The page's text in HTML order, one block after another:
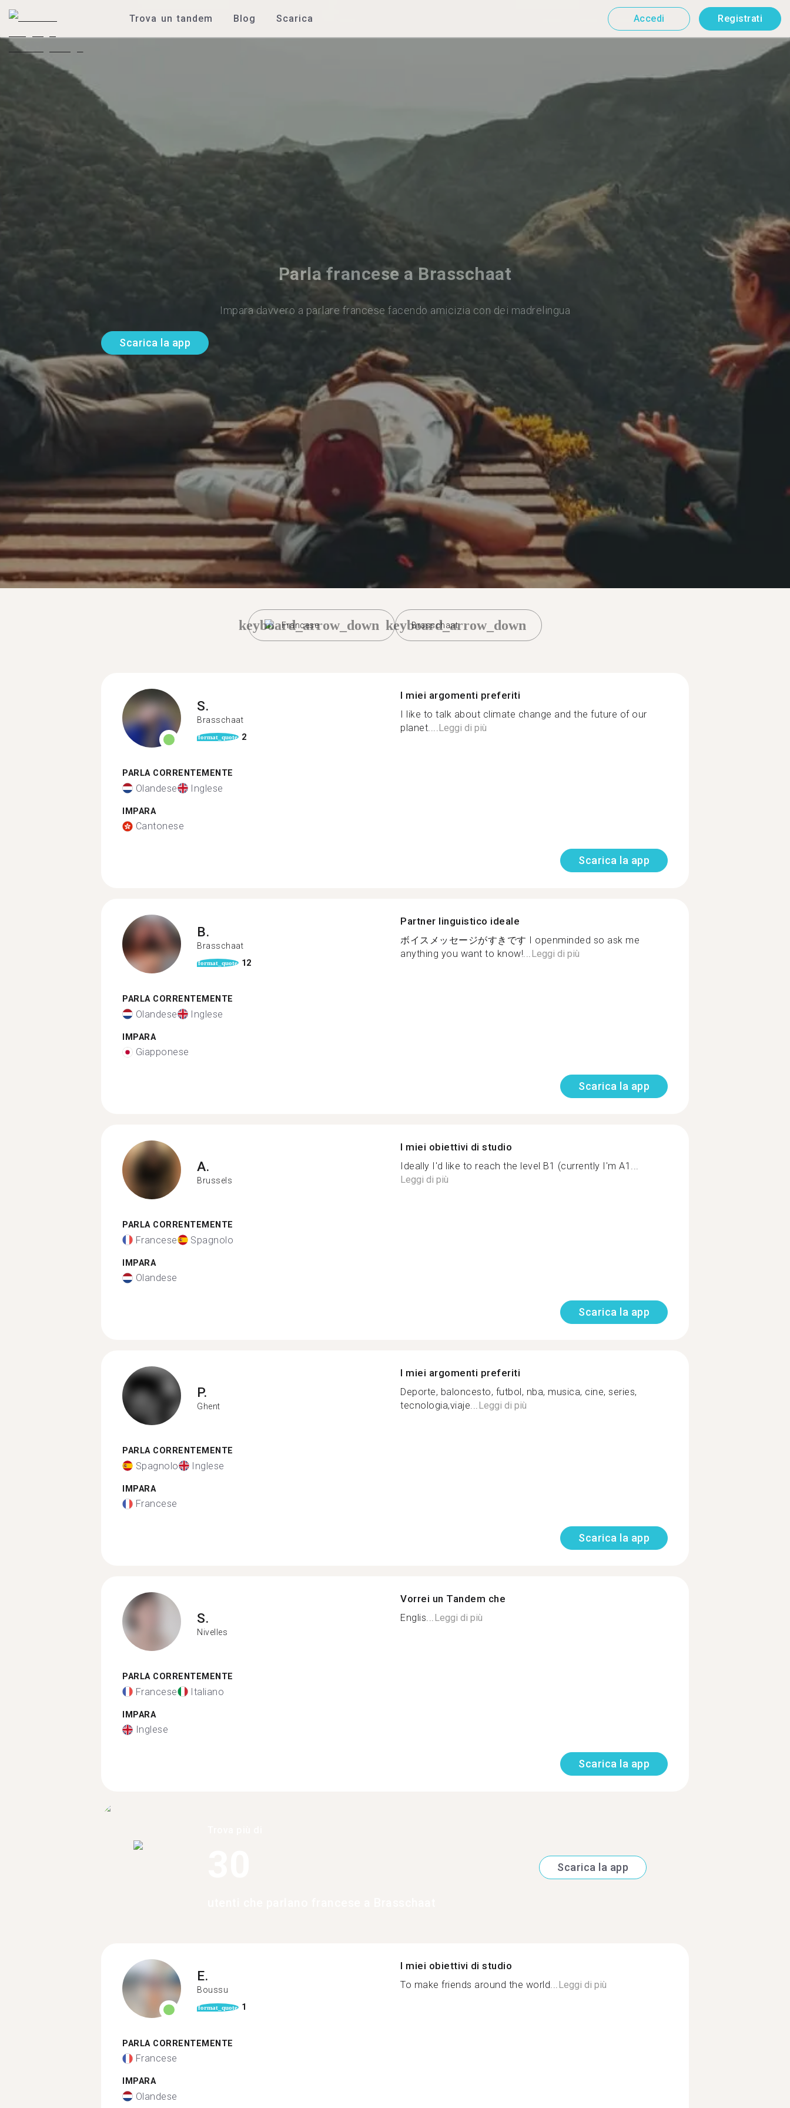
Trova un tandem Blog Scarica Accedi Registrati
Parla francese a Brasschaat
Impara davvero a parlare francese facendo amicizia con dei madrelingua
Scarica la app
Francese
keyboard_arrow_down Brasschaat
keyboard_arrow_down
S.
Brasschaat
format_quote 2
PARLA CORRENTEMENTE
Olandese Inglese
IMPARA
Cantonese
I miei argomenti preferiti
I like to talk about climate change and the future of our
planet....Leggi di più
Scarica la app
B.
Brasschaat
format_quote 12
PARLA CORRENTEMENTE
Olandese Inglese
IMPARA
Giapponese
Partner linguistico ideale
ボイスメッセージがすきです I openminded so ask me
anything you want to know!...Leggi di più
Scarica la app
A.
Brussels
PARLA CORRENTEMENTE
Francese Spagnolo
IMPARA
Olandese
I miei obiettivi di studio
Ideally I'd like to reach the level B1 (currently I'm A1...
Leggi di più
Scarica la app
P.
Ghent
PARLA CORRENTEMENTE
Spagnolo Inglese
IMPARA
Francese
I miei argomenti preferiti
Deporte, baloncesto, futbol, nba, musica, cine, series,
tecnologia,viaje...Leggi di più
Scarica la app
S.
Nivelles
PARLA CORRENTEMENTE
Francese Italiano
IMPARA
Inglese
Vorrei un Tandem che
Englis...Leggi di più
Scarica la app
Scarica la app
E.
Boussu
format_quote 1
PARLA CORRENTEMENTE
Francese
IMPARA
Olandese
I miei obiettivi di studio
To make friends around the world... Leggi di più